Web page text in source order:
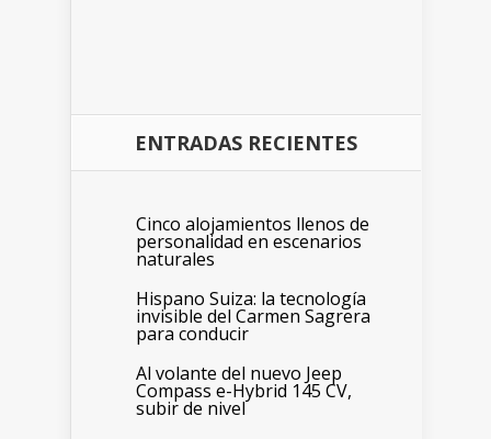
ENTRADAS RECIENTES
Cinco alojamientos llenos de
personalidad en escenarios
naturales
Hispano Suiza: la tecnología
invisible del Carmen Sagrera
para conducir
Al volante del nuevo Jeep
Compass e-Hybrid 145 CV,
subir de nivel